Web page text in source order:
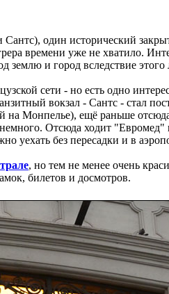
один исторический
времени уже не хватило.
и город вследствие этого
сети - но есть одно
вокзал - Сантс - стал
на Монпелье), ещё раньше
Отсюда ходит
уехать без пересадки и в
, но тем не менее очень
билетов и досмотров.